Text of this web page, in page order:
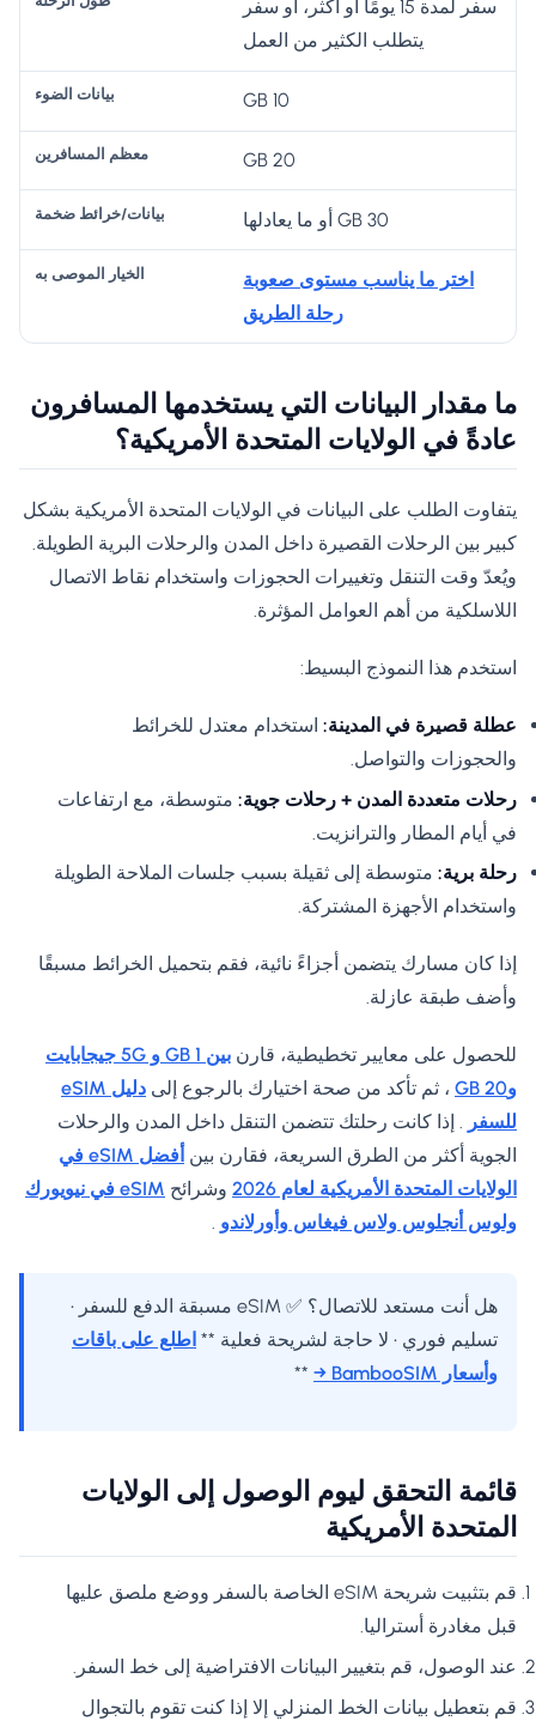
سفر لمدة 15 يومًا أو أكثر، أو سفر
يتطلب الكثير من العمل
10 GB
20 GB
30 GB أو ما يعادلها
اختر ما يناسب مستوى صعوبة
رحلة الطريق
ما مقدار البيانات التي يستخدمها المسافرون
عادةً في الولايات المتحدة الأمريكية؟
يتفاوت الطلب على البيانات في الولايات المتحدة الأمريكية بشكل
كبير بين الرحلات القصيرة داخل المدن والرحلات البرية الطويلة.
ويُعدّ وقت التنقل وتغييرات الحجوزات واستخدام نقاط الاتصال
اللاسلكية من أهم العوامل المؤثرة.
استخدم هذا النموذج البسيط:
عطلة قصيرة في المدينة: استخدام معتدل للخرائط
والحجوزات والتواصل.
رحلات متعددة المدن + رحلات جوية: متوسطة، مع ارتفاعات
في أيام المطار والترانزيت.
رحلة برية: متوسطة إلى ثقيلة بسبب جلسات الملاحة الطويلة
واستخدام الأجهزة المشتركة.
إذا كان مسارك يتضمن أجزاءً نائية، فقم بتحميل الخرائط مسبقًا
وأضف طبقة عازلة.
للحصول على معايير تخطيطية، قارن
بين 1 GB و 5G جيجابايت
و20 GB
، ثم تأكد من صحة اختيارك بالرجوع إلى
دليل eSIM
للسفر . إذا كانت رحلتك تتضمن التنقل داخل المدن والرحلات
الجوية أكثر من الطرق السريعة، فقارن بين
أفضل eSIM في
الولايات المتحدة الأمريكية لعام 2026
وشرائح
eSIM في نيويورك
ولوس أنجلوس ولاس فيغاس وأورلاندو .
هل أنت مستعد للاتصال؟ ✅ eSIM مسبقة الدفع للسفر •
تسليم فوري • لا حاجة لشريحة فعلية ** اطلع على باقات
وأسعار BambooSIM →
**
قائمة التحقق ليوم الوصول إلى الولايات
المتحدة الأمريكية
قم بتثبيت شريحة eSIM الخاصة بالسفر ووضع ملصق عليها
قبل مغادرة أستراليا.
عند الوصول، قم بتغيير البيانات الافتراضية إلى خط السفر.
قم بتعطيل بيانات الخط المنزلي إلا إذا كنت تقوم بالتجوال